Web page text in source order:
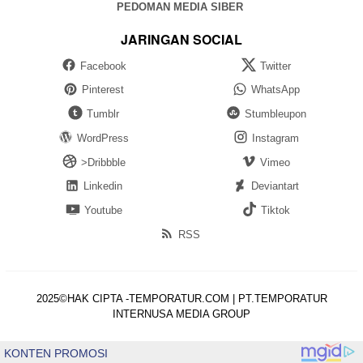
PEDOMAN MEDIA SIBER
JARINGAN SOCIAL
Facebook
Twitter
Pinterest
WhatsApp
Tumblr
Stumbleupon
WordPress
Instagram
>Dribbble
Vimeo
Linkedin
Deviantart
Youtube
Tiktok
RSS
2025©HAK CIPTA -TEMPORATUR.COM | PT.TEMPORATUR
INTERNUSA MEDIA GROUP